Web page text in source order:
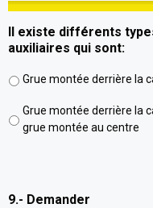
Il existe différents
auxiliaires qui sont:
Grue montée derrière la
Grue montée derrière la
grue montée au centre
9.- Demander